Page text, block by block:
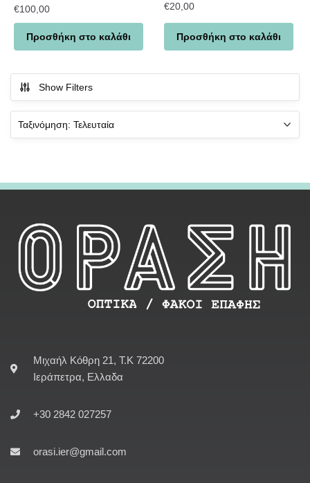
€100,00
Προσθήκη στο καλάθι
€20,00
Προσθήκη στο καλάθι
Show Filters
Μιχαήλ Κόθρη 21, Τ.Κ 72200
Ιεράπετρα, Ελλαδα
+30 2842 027257
orasi.ier@gmail.com